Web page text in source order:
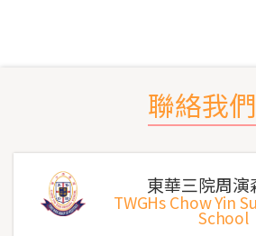
聯絡我們
東華三院周演
TWGHs Chow Yin
School